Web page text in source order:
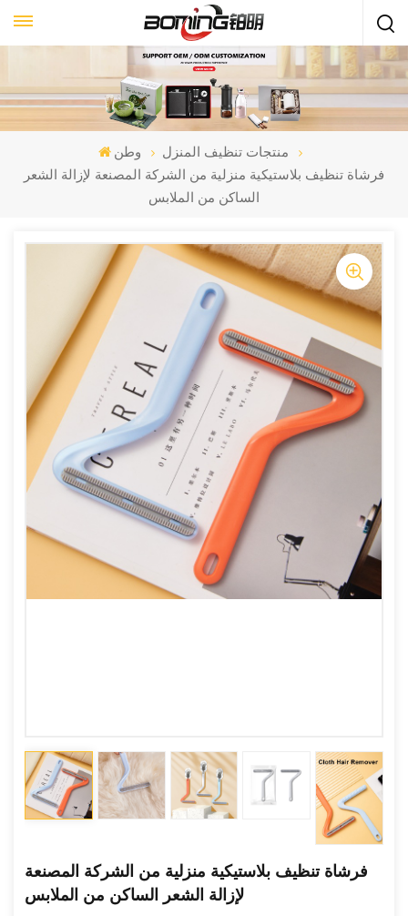
وطن
منتجات تنظيف المنزل
فرشاة تنظيف بلاستيكية منزلية من الشركة المصنعة لإزالة الشعر
الساكن من الملابس
فرشاة تنظيف بلاستيكية منزلية من الشركة المصنعة
لإزالة الشعر الساكن من الملابس